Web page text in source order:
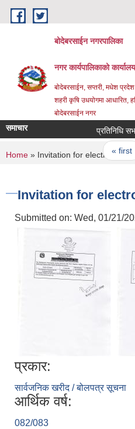
Skip to main content
बोदेबरसाईन नगरपालिका
नगर कार्यपालिकाको कार्यालय
बोदेबरसाईन, सप्तरी, मधेश
शहरी कृषि उधयोगमा आधारित,
बोदेबरसाईन नगर
समाचार
Pages
« first
You are here
Home » Invitation for electronic
Invitation for
Submitted on: Wed, 01/21/
प्रकार:
सार्वजनिक खरीद / बोलपत्र सूचना
आर्थिक वर्ष:
082/083